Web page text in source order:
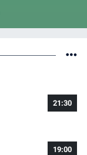
21:30
19:00